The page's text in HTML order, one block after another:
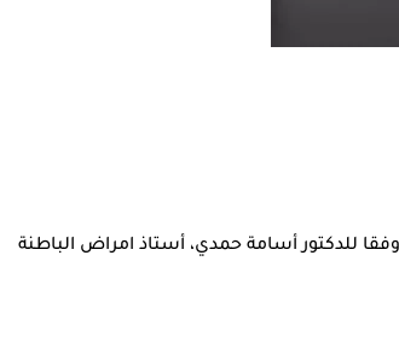
للدكتور أسامة حمدي، أستاذ امراض الباطنة